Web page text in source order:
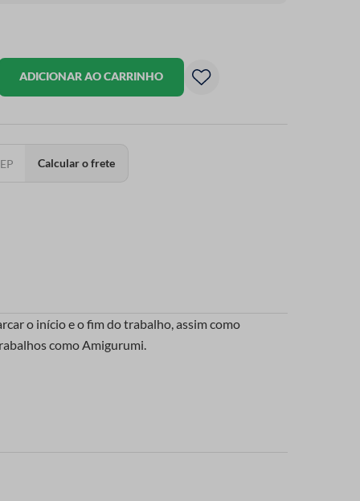
ADICIONAR AO CARRINHO
Calcular o frete
o início e o fim do trabalho, assim como
como Amigurumi.